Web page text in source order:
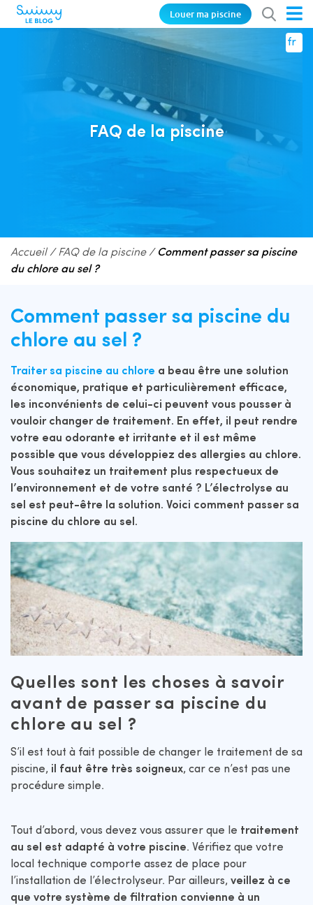
Louer ma piscine
fr
FAQ de la piscine
Accueil/ FAQ de la piscine/ Comment passer sa piscine
du chlore au sel ?
Comment passer sa piscine du
chlore au sel ?
Traiter sa piscine au chlore a beau être une solution
économique, pratique et particulièrement efficace,
les inconvénients de celui-ci peuvent vous pousser à
vouloir changer de traitement. En effet, il peut rendre
votre eau odorante et irritante et il est même
possible que vous développiez des allergies au chlore.
Vous souhaitez un traitement plus respectueux de
l’environnement et de votre santé ? L’électrolyse au
sel est peut-être la solution. Voici comment passer sa
piscine du chlore au sel.
Quelles sont les choses à savoir
avant de passer sa piscine du
chlore au sel ?
S’il est tout à fait possible de changer le traitement de sa
piscine, il faut être très soigneux, car ce n’est pas une
procédure simple.
Tout d’abord, vous devez vous assurer que le traitement
au sel est adapté à votre piscine. Vérifiez que votre
local technique comporte assez de place pour
l’installation de l’électrolyseur. Par ailleurs, veillez à ce
que votre système de filtration convienne à un